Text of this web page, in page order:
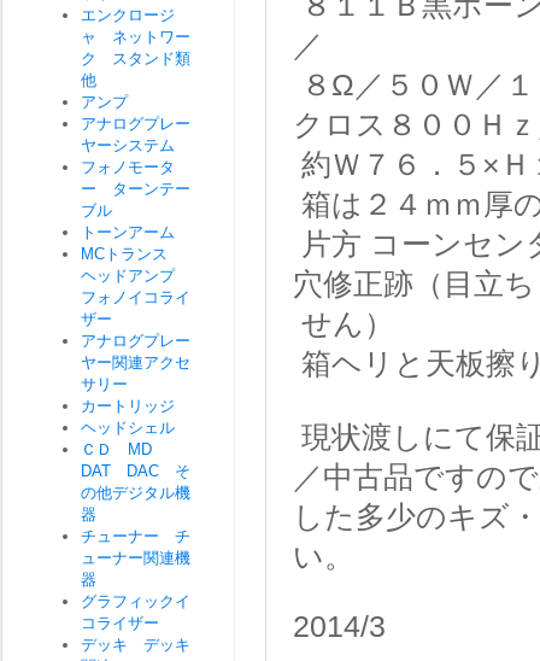
／
８Ω／５０Ｗ／
クロス８００Ｈ
約Ｗ７６．５×
箱は２４ｍｍ厚
片方 コーンセン
穴修正跡（目立
せん）
箱ヘリと天板擦
現状渡しにて保
／中古品ですの
した多少のキズ
い。
2014/3
エンクロージ
ャ ネットワー
ク スタンド類
他
アンプ
アナログプレー
ヤーシステム
フォノモータ
ー ターンテー
ブル
トーンアーム
MCトランス
ヘッドアンプ
フォノイコライ
ザー
アナログプレー
ヤー関連アクセ
サリー
カートリッジ
ヘッドシェル
ＣＤ MD
DAT DAC そ
の他デジタル機
器
チューナー チ
ューナー関連機
器
グラフィックイ
コライザー
デッキ デッキ